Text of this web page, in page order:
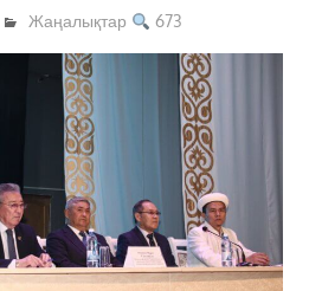
Жаңалықтар 673